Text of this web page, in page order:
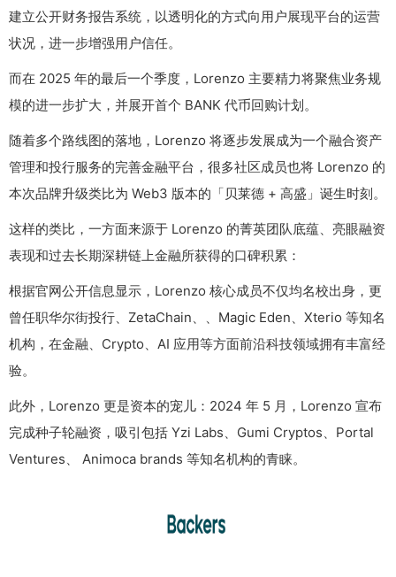
建立公开财务报告系统，以透明化的方式向用户展现平台的运营
状况，进一步增强用户信任。
而在 2025 年的最后一个季度，Lorenzo 主要精力将聚焦业务规
模的进一步扩大，并展开首个 BANK 代币回购计划。
随着多个路线图的落地，Lorenzo 将逐步发展成为一个融合资产
管理和投行服务的完善金融平台，很多社区成员也将 Lorenzo 的
本次品牌升级类比为 Web3 版本的「贝莱德 + 高盛」诞生时刻。
这样的类比，一方面来源于 Lorenzo 的菁英团队底蕴、亮眼融资
表现和过去长期深耕链上金融所获得的口碑积累：
根据官网公开信息显示，Lorenzo 核心成员不仅均名校出身，更
曾任职华尔街投行、ZetaChain、、Magic Eden、Xterio 等知名
机构，在金融、Crypto、AI 应用等方面前沿科技领域拥有丰富经
验。
此外，Lorenzo 更是资本的宠儿：2024 年 5 月，Lorenzo 宣布
完成种子轮融资，吸引包括 Yzi Labs、Gumi Cryptos、Portal
Ventures、 Animoca brands 等知名机构的青睐。